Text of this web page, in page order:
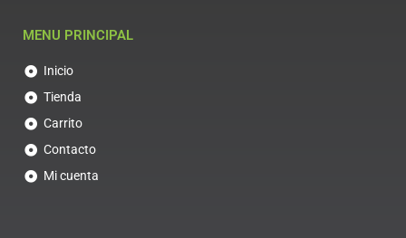
MENU PRINCIPAL
Inicio
Tienda
Carrito
Contacto
Mi cuenta